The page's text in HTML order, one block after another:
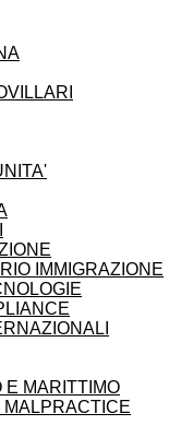
IMMIGRAZIONE
E MARITTIMO
MALPRACTICE